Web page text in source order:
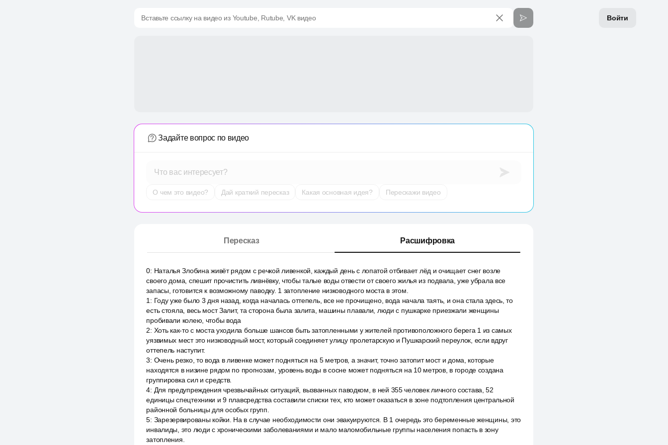
Войти
Вставьте ссылку на видео из Youtube, Rutube, VK видео
Задайте вопрос по видео
Что вас интересует?
О чем это видео? Дай краткий пересказ Какая основная идея? Перескажи видео
Пересказ Расшифровка
0: Наталья Злобина живёт рядом с речкой ливенкой, каждый день с лопатой отбивает лёд и очищает снег возле
своего дома, спешит прочистить ливнёвку, чтобы талые воды отвести от своего жилья из подвала, уже убрала все
запасы, готовится к возможному паводку. 1 затопление низководного моста в этом.
1 : Году уже было 3 дня назад, когда началась оттепель, все не прочищено, вода начала таять, и она стала здесь, то
есть стояла, весь мост Залит, та сторона была залита, машины плавали, люди с пушкарке приезжали женщины
пробивали колею, чтобы вода
2: Хоть как-то с моста уходила больше шансов быть затопленными у жителей противоположного берега 1 из самых
уязвимых мест это низководный мост, который соединяет улицу пролетарскую и Пушкарский переулок, если вдруг
оттепель наступит.
3: Очень резко, то вода в ливенке может подняться на 5 метров, а значит, точно затопит мост и дома, которые
находятся в низине рядом по прогнозам, уровень воды в сосне может подняться на 10 метров, в городе создана
группировка сил и средств.
4: Для предупреждения чрезвычайных ситуаций, вызванных паводком, в ней 355 человек личного состава, 52
единицы спецтехники и 9 плавсредства составили списки тех, кто может оказаться в зоне подтопления центральной
районной больницы для особых групп.
5: Зарезервированы койки. На в случае необходимости они эвакуируются. В 1 очередь это беременные женщины, это
инвалиды, это люди с хроническими заболеваниями и мало маломобильные группы населения попасть в зону
затопления.